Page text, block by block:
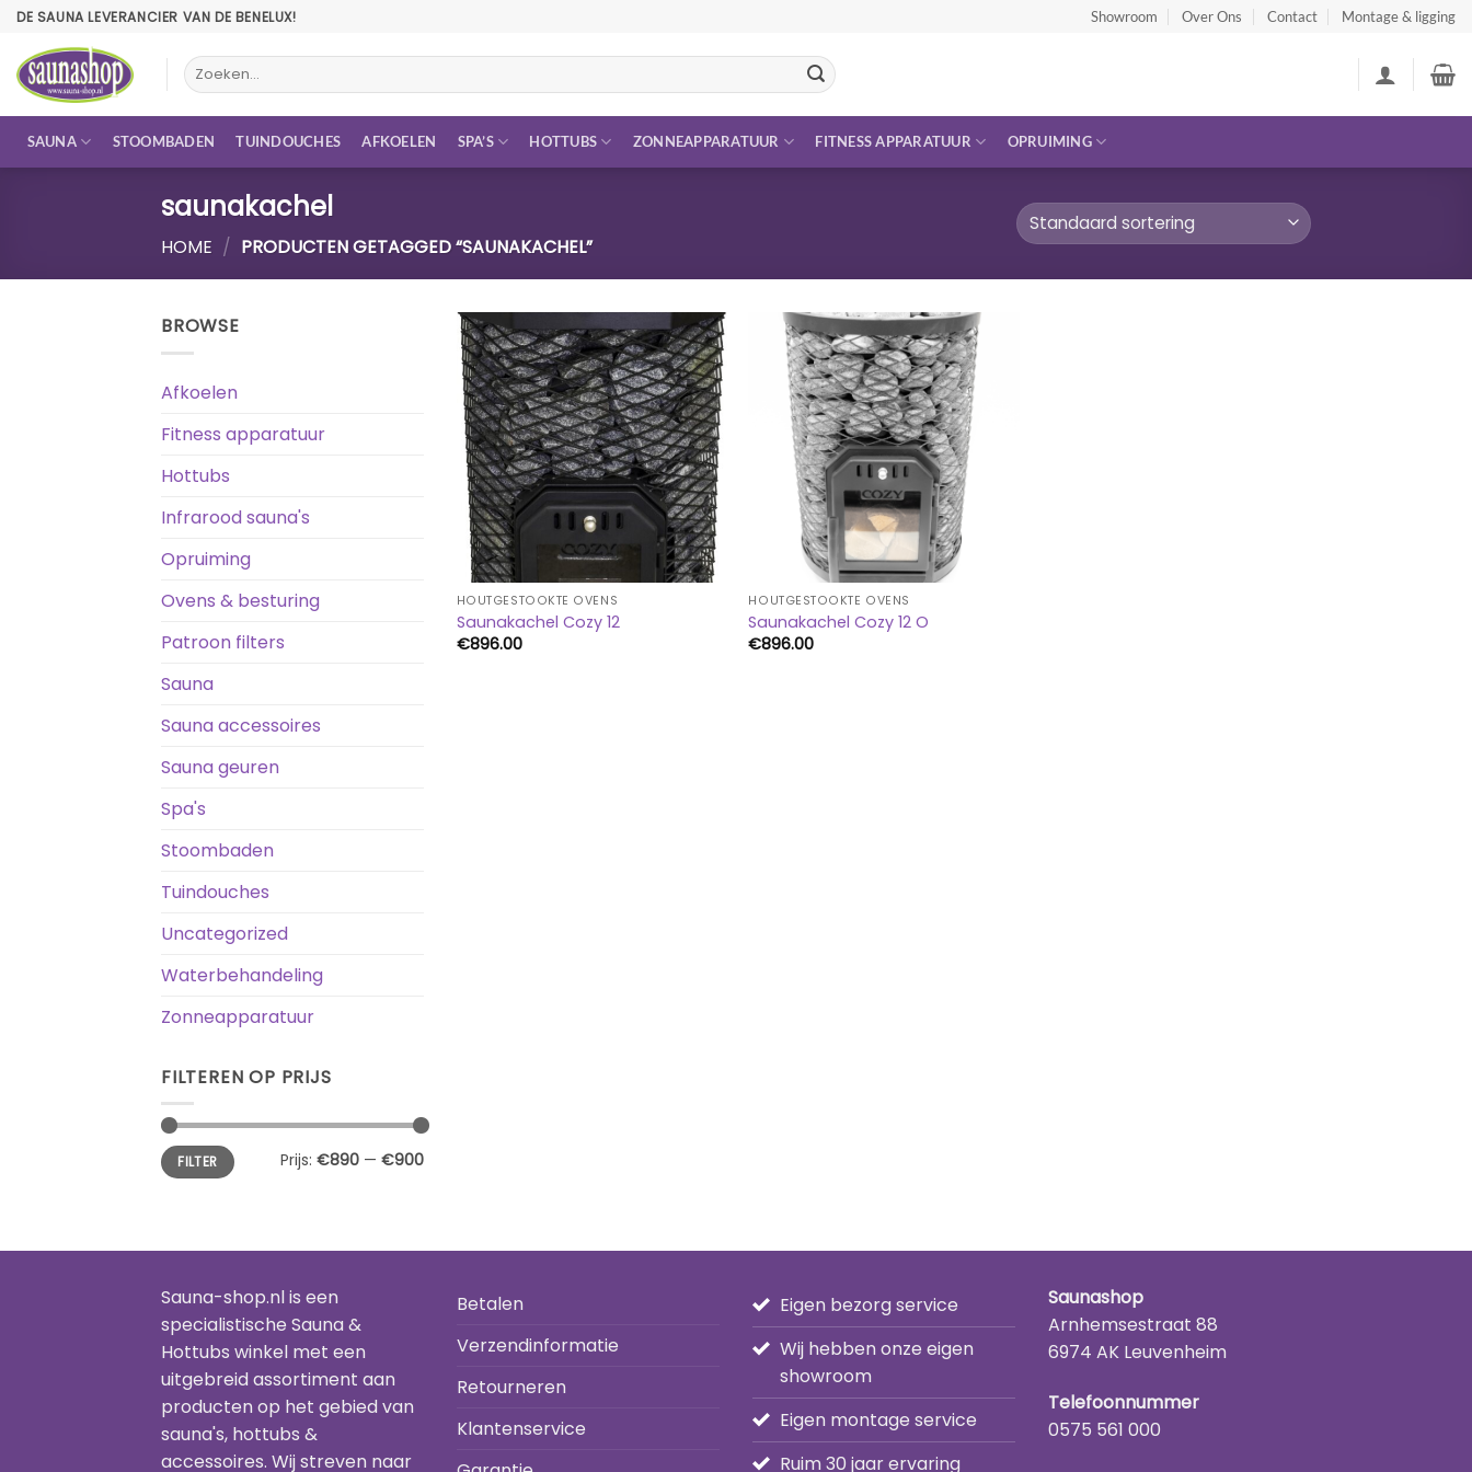
Ga
inhoud
DE SAUNA LEVERANCIER VAN DE BENELUX! Showroom Over Ons Contact Montage & ligging
Zoeken
naar:
SAUNA STOOMBADEN TUINDOUCHES AFKOELEN SPA’S HOTTUBS ZONNEAPPARATUUR FITNESS APPARATUUR OPRUIMING
saunakachel
HOME / PRODUCTEN GETAGGED “SAUNAKACHEL”
BROWSE
Afkoelen
Fitness apparatuur
Hottubs
Infrarood sauna's
Opruiming
Ovens & besturing
Patroon filters
Sauna
Sauna accessoires
Sauna geuren
Spa's
Stoombaden
Tuindouches
Uncategorized
Waterbehandeling
Zonneapparatuur
FILTEREN OP PRIJS
Min.
prijs
Max.
prijsFILTER Prijs: €890 — €900
HOUTGESTOOKTE OVENS
Saunakachel Cozy 12
€896.00
HOUTGESTOOKTE OVENS
Saunakachel Cozy 12 O
€896.00
Sauna-shop.nl is een
specialistische Sauna &
Hottubs winkel met een
uitgebreid assortiment aan
producten op het gebied van
sauna's, hottubs &
accessoires. Wij streven naar
Betalen
Verzendinformatie
Retourneren
Klantenservice
Eigen bezorg service
Wij hebben onze eigen
showroom
Eigen montage service
Ruim 30 jaar ervaring
Saunashop
Arnhemsestraat 88
6974 AK Leuvenheim
Telefoonnummer
0575 561 000